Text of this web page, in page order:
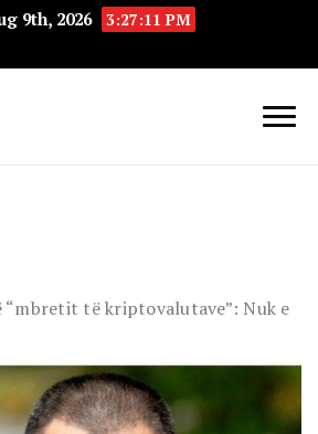
9th, 2026 3:27:12 PM
“mbretit të kriptovalutave”: Nuk e